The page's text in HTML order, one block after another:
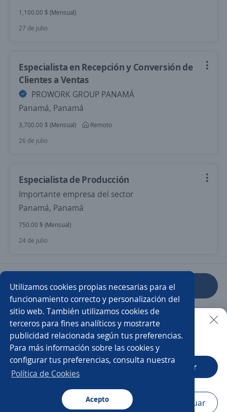
Utilizamos cookies propias necesarias para el
funcionamiento correcto y personalización del
sitio web. También utilizamos cookies de
terceros para fines analíticos y mostrarte
publicidad relacionada según tus preferencias.
Para más información sobre las cookies y
configurar tus preferencias, consulta nuestra
Política de Cookies
Acepto
1,100.00 $ (Mensual)
27 de julio
Especialista en Recepción y Conversión de
Clientes a Ventas
PROWORK GROUP PANAMÁ
Panamá, Panamá
3,700.00 $ (Mensual)
Remoto
26 de julio
Especialista de Producción
Importante empresa del sector
Panamá, Panamá
750.00 $ (Mensual)
24 de julio
Anterior Siguiente
Nuevas ofertas de empleo Avísame
Empleos similares
Técnico/a de mantenimiento
Buscar es más fácil en la app
CT App Abrir
Navegador Continuar